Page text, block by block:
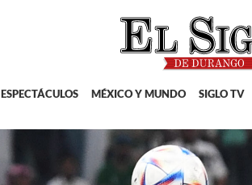
ESPECTÁCULOS MÉXICO Y MUNDO SIGLO TV